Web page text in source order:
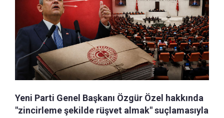
Yeni Parti Genel Başkanı Özgür Özel hakkında
"zincirleme şekilde rüşvet almak" suçlamasıyla